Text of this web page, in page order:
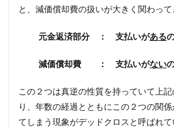
と、減価償却費の扱いが大きく関わって
元金返済部分 ： 支払いがある
減価償却費 ： 支払いがない
この２つは真逆の性質を持っていて上
り、年数の経過とともにこの２つの関
てしまう現象がデッドクロスと呼ばれて